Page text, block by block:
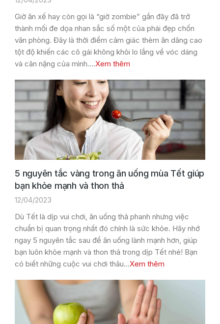
Giờ ăn xế hay còn gọi là “giờ zombie” gần đây đã trở
thành mối đe dọa nhan sắc số một của phái đẹp chốn
văn phòng. Đây là thời điểm cảm giác thèm ăn dâng cao
tột độ khiến các cô gái không khỏi lo lắng về vóc dáng
và cân nặng của mình.…Xem thêm
5 nguyên tắc vàng trong ăn uống mùa Tết giúp
bạn khỏe mạnh và thon thả
12/04/2023
Dù Tết là dịp vui chơi, ăn uống thả phanh nhưng việc
chuẩn bị quan trọng nhất đó chính là sức khỏe. Hãy nhớ
ngay 5 nguyên tắc sau để ăn uống lành mạnh hơn, giúp
bạn luôn khỏe mạnh và thon thả trong dịp Tết nhé! Bạn
có biết những cuộc vui chơi thâu…Xem thêm